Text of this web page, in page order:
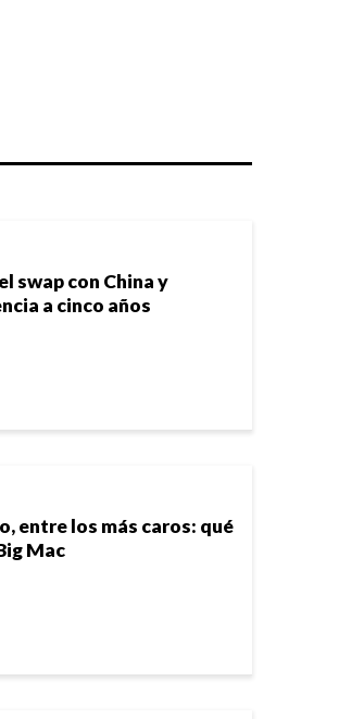
swap con China y
a cinco años
entre los más caros: qué
Mac